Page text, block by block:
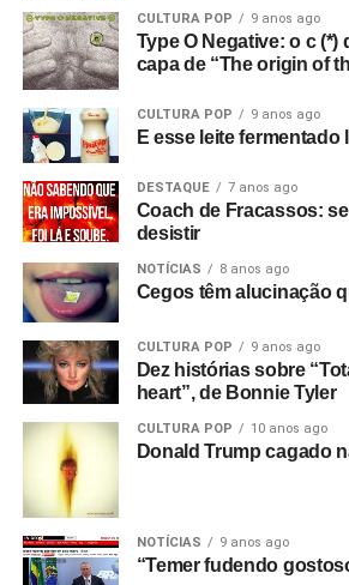
CULTURA POP 9 anos ago
Type O Negative: o c (*)
capa de “The origin of
CULTURA POP 9 anos ago
E esse leite fermentado
DESTAQUE 7 anos ago
Coach de Fracassos:
desistir
NOTÍCIAS 8 anos ago
Cegos têm alucinação
CULTURA POP 9 anos ago
Dez histórias sobre
heart”, de Bonnie Tyler
CULTURA POP 10 anos ago
Donald Trump cagado
NOTÍCIAS 9 anos ago
“Temer fudendo